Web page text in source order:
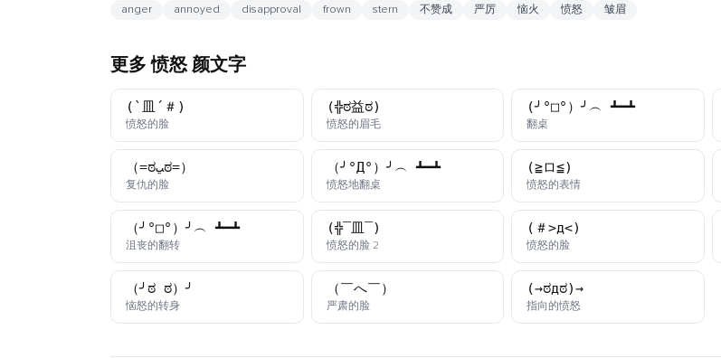
anger annoyed disapproval frown stern 不赞成 严厉 恼火 愤怒 皱眉
更多 愤怒 颜文字
(`皿´＃)
愤怒的脸颜文字
(╬ಠ益ಠ)
愤怒的眉毛颜文字
(╯°□°）╯︵ ┻━┻
翻桌
（=ಠﭛಠ=）
复仇的脸颜文字
（╯°Д°）╯︵ ┻━┻
愤怒地翻桌颜文字
(≧ロ≦)
愤怒的表情颜文字
（╯°□°）╯︵ ┻━┻
沮丧的翻转颜文字
(╬▔皿▔)
愤怒的脸 2颜文字
(＃>д<)
愤怒的脸颜文字
（╯ಠ_ಠ）╯
恼怒的转身颜文字
（￣へ￣）
严肃的脸颜文字
(→ಠдಠ)→
指向的愤怒